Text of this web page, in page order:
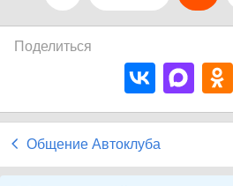
Поделиться
Общение Автоклуба